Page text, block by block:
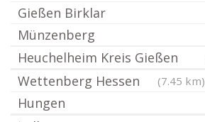
Gießen Birklar
Münzenberg
Heuchelheim Kreis Gießen
Wettenberg Hessen (7.45 km)
Hungen